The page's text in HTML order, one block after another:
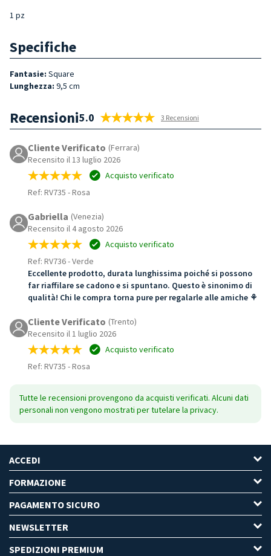
1 pz
Specifiche
Fantasie: Square
Lunghezza: 9,5 cm
Recensioni5.0 3 Recensioni
Cliente Verificato (Ferrara)
Recensito il 13 luglio 2026
Acquisto verificato
Ref: RV735 -Rosa
Gabriella (Venezia)
Recensito il 4 agosto 2026
Acquisto verificato
Ref: RV736-Verde
Eccellente prodotto, durata lunghissima poiché si possono
far riaffilare se cadono e si spuntano. Questo è sinonimo di
qualità! Chi le compra torna pure per regalarle alle amiche ⚘️
Cliente Verificato (Trento)
Recensito il 1 luglio 2026
Acquisto verificato
Ref: RV735 -Rosa
Tutte le recensioni provengono da acquisti verificati. Alcuni dati
personali non vengono mostrati per tutelare la privacy.
ACCEDI
FORMAZIONE
PAGAMENTO SICURO
NEWSLETTER
SPEDIZIONI PREMIUM